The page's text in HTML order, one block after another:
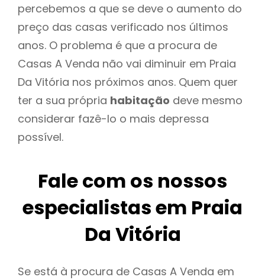
percebemos a que se deve o aumento do
preço das casas verificado nos últimos
anos. O problema é que a procura de
Casas A Venda não vai diminuir em Praia
Da Vitória nos próximos anos. Quem quer
ter a sua própria habitação deve mesmo
considerar fazê-lo o mais depressa
possível.
Fale com os nossos
especialistas em Praia
Da Vitória
Se está à procura de Casas A Venda em